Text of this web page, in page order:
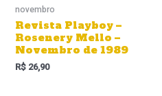
novembro
Revista Playboy –
Rosenery Mello –
Novembro de 1989
R$ 26,90